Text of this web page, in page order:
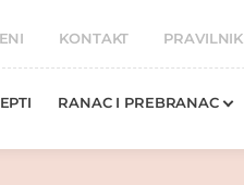
KONTAKT PRAVILNIK
RANAC I PREBRANAC